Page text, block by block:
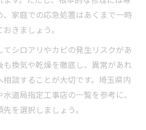
、家庭での応急処置はあくまで一時
きましょう。
てシロアリやカビの発生リスクがあ
も換気や乾燥を徹底し、異常があれ
談することが大切です。埼玉県内
道局指定工事店の一覧を参考に、
を選択しましょう。